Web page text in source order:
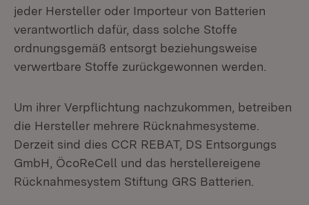
jeder Hersteller oder Importeur von Batterien
verantwortlich dafür, dass solche Stoffe
ordnungsgemäß entsorgt beziehungsweise
verwertbare Stoffe zurückgewonnen werden.
Um ihrer Verpflichtung nachzukommen, betreiben
die Hersteller mehrere Rücknahmesysteme.
Derzeit sind dies CCR REBAT, DS Entsorgungs
GmbH, ÖcoReCell und das herstellereigene
Rücknahmesystem Stiftung GRS Batterien.